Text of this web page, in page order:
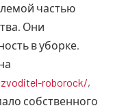
частью
Они
в уборке.
roborock/,
собственного